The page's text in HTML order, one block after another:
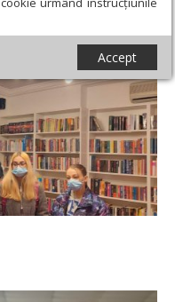
Accept